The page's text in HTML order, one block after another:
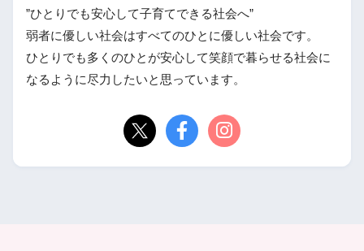
”ひとりでも安心して子育てできる社会へ”
弱者に優しい社会はすべてのひとに優しい社会です。
ひとりでも多くのひとが安心して笑顔で暮らせる社会に
なるように尽力したいと思っています。